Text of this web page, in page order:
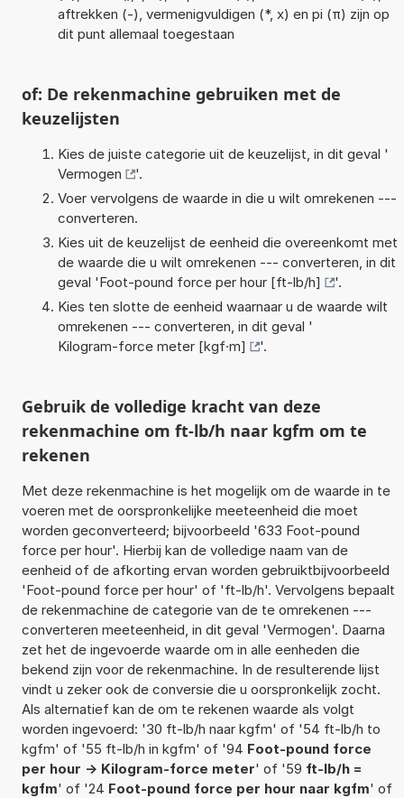
aftrekken (-), vermenigvuldigen (*, x) en pi (π) zijn op
dit punt allemaal toegestaan
of: De rekenmachine gebruiken met de
keuzelijsten
Kies de juiste categorie uit de keuzelijst, in dit geval '
Vermogen
'.
Voer vervolgens de waarde in die u wilt omrekenen ---
converteren.
Kies uit de keuzelijst de eenheid die overeenkomt met
de waarde die u wilt omrekenen --- converteren, in dit
geval 'Foot-pound force per hour [ft-lb/h]
'.
Kies ten slotte de eenheid waarnaar u de waarde wilt
omrekenen --- converteren, in dit geval '
Kilogram-force meter [kgf·m]
'.
Gebruik de volledige kracht van deze
rekenmachine om ft-lb/h naar kgfm om te
rekenen
Met deze rekenmachine is het mogelijk om de waarde in te
voeren met de oorspronkelijke meeteenheid die moet
worden geconverteerd; bijvoorbeeld '633 Foot-pound
force per hour'. Hierbij kan de volledige naam van de
eenheid of de afkorting ervan worden gebruiktbijvoorbeeld
'Foot-pound force per hour' of 'ft-lb/h'. Vervolgens bepaalt
de rekenmachine de categorie van de te omrekenen ---
converteren meeteenheid, in dit geval 'Vermogen'. Daarna
zet het de ingevoerde waarde om in alle eenheden die
bekend zijn voor de rekenmachine. In de resulterende lijst
vindt u zeker ook de conversie die u oorspronkelijk zocht.
Als alternatief kan de om te rekenen waarde als volgt
worden ingevoerd: '30 ft-lb/h naar kgfm' of '54 ft-lb/h to
kgfm' of '55 ft-lb/h in kgfm' of '94 Foot-pound force
per hour -> Kilogram-force meter' of '59 ft-lb/h =
kgfm' of '24 Foot-pound force per hour naar kgfm' of